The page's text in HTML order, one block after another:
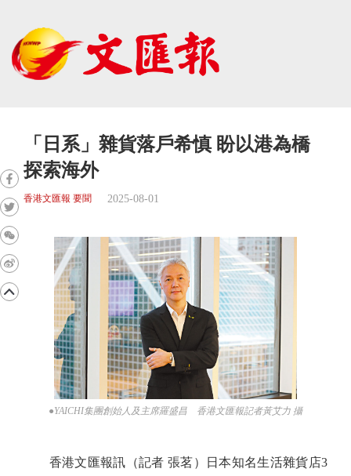
「日系」雜貨落戶希慎 盼以港為橋
探索海外
香港文匯報 要聞 2025-08-01
●YAICHI集團創始人及主席羅盛昌 香港文匯報記者黃艾力 攝
香港文匯報訊（記者 張茗）日本知名生活雜貨店3